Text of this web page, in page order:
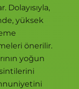
Dolayısıyla,
yüksek
önerilir.
yoğun